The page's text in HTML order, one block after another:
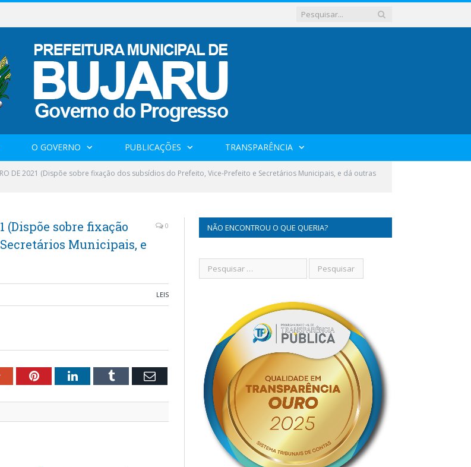
O GOVERNO PUBLICAÇÕES TRANSPARÊNCIA
DE 2021 (Dispõe sobre fixação dos subsídios do Prefeito, Vice-Prefeito e Secretários Municipais, e dá outras
(Dispõe sobre fixação
Municipais, e
0
LEIS
Google+PinterestLinkedInTumblr Email
NÃO ENCONTROU O QUE QUERIA?